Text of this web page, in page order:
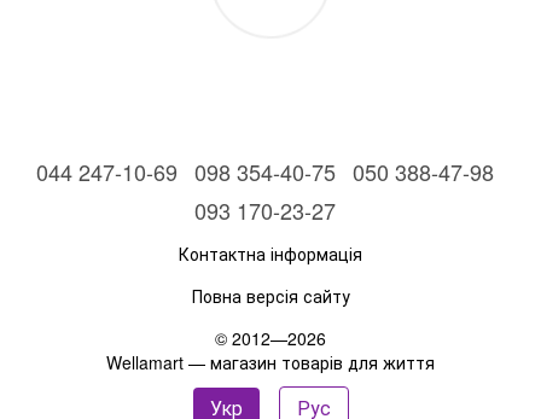
044 247-10-69 098 354-40-75 050 388-47-98
093 170-23-27
Контактна інформація
Повна версія сайту
© 2012—2026
Wellamart — магазин товарів для життя
Укр Рус